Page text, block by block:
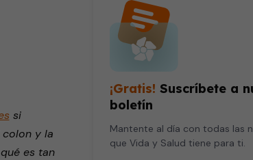
si
y la
es tan
¡Gratis! Suscríbete a
boletín
Mantente al día con todas las
que Vida y Salud tiene para ti.